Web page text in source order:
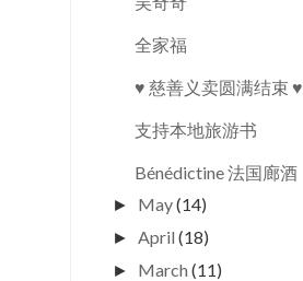
全家福
♥ 慈善义卖圆满结束 ♥
支持本地旅游书
Bénédictine 法国廊酒
► May(14)
►April(18)
► March(11)